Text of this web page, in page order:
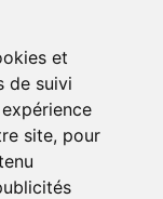
et
de suivi
site, pour